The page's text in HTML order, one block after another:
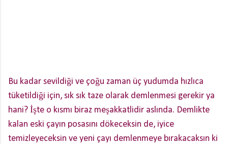
Bu kadar sevildiği ve çoğu zaman üç yudumda hızlıca
tüketildiği için, sık sık taze olarak demlenmesi gerekir ya
hani? İşte o kısmı biraz meşakkatlidir aslında. Demlikte
kalan eski çayın posasını dökeceksin de, iyice
temizleyeceksin ve yeni çayı demlenmeye bırakacaksın ki